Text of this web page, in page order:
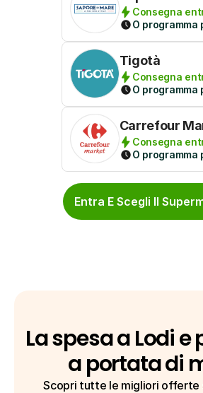
Consegna
O programma
Tigotà
Consegna
O programma
Carrefour
Consegna
O programma
Entra E Scegli Il
La spesa a Lodi
a portata di
Scopri tutte le migliori offerte